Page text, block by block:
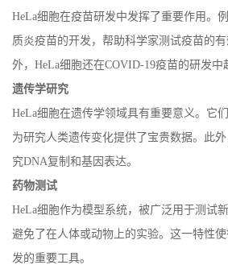
HeLa细胞在疫苗研发中发挥了重要作用。
质炎疫苗的开发，帮助科学家测试疫苗的
外， HeLa细胞还在COVID-19疫苗的研发中
遗传学研究
HeLa细胞在遗传学领域具有重要意义。它
为研究人类遗传变化提供了宝贵数据。此外
究DNA复制和基因表达。
药物测试
HeLa细胞作为模型系统，被广泛用于测试
避免了在人体或动物上的实验。这一特性
发的重要工具。